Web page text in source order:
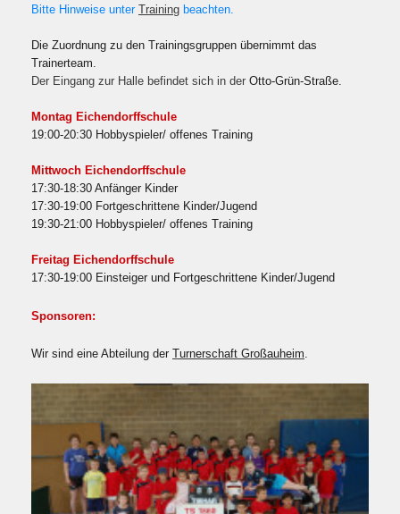
Bitte Hinweise unter
Training beachten.
Die Zuordnung zu den Trainingsgruppen übernimmt das
Trainerteam.
Der Eingang zur Halle befindet sich in der Otto-Grün-Straße.
Montag Eichendorffschule
19:00-20:30 Hobbyspieler/ offenes Training
Mittwoch Eichendorffschule
17:30-18:30 Anfänger Kinder
17:30-19:00 Fortgeschrittene Kinder/Jugend
19:30-21:00 Hobbyspieler/ offenes Training
Freitag Eichendorffschule
17:30-19:00 Einsteiger und Fortgeschrittene Kinder/Jugend
Sponsoren:
Wir sind eine Abteilung der Turnerschaft Großauheim.